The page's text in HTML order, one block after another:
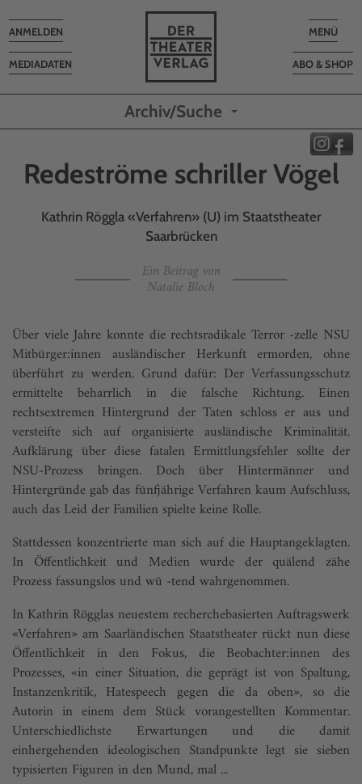
Toggle
MENÜ
ABO & SHOP
MEDIADATEN
Toggle
navigation
ANMELDEN
Archiv/Suche
Redeströme schriller Vögel
Kathrin Röggla «Verfahren» (U) im Staatstheater
Saarbrücken
Ein Beitrag von
Natalie Bloch
Über viele Jahre konnte die rechtsradikale Terror -zelle NSU
Mitbürger:innen ausländischer Herkunft ermorden, ohne
überführt zu werden. Grund dafür: Der Verfassungsschutz
ermittelte beharrlich in die falsche Richtung. Einen
rechtsextremen Hintergrund der Taten schloss er aus und
versteifte sich auf organisierte ausländische Kriminalität.
Aufklärung über diese fatalen Ermittlungsfehler sollte der
NSU-Prozess bringen. Doch über Hintermänner und
Hintergründe gab das fünfjährige Verfahren kaum Aufschluss,
auch das Leid der Familien spielte keine Rolle.
Stattdessen konzentrierte man sich auf die Hauptangeklagten.
In Öffentlichkeit und Medien wurde der quälend zähe
Prozess fassungslos und wü -tend wahrgenommen.
In Kathrin Rögglas neuestem recherchebasierten Auftragswerk
«Verfahren» am Saarländischen Staatstheater rückt nun diese
Öffentlichkeit in den Fokus, die Beobachter:innen des
Prozesses, «in einer Situation, die geprägt ist von Spaltung,
Instanzenkritik, Hatespeech gegen die da oben», so die
Autorin in einem dem Stück vorangestellten Kommentar.
Unterschiedlichste Erwartungen und die damit
einhergehenden ideologischen Standpunkte legt sie sieben
typisierten Figuren in den Mund, mal ...